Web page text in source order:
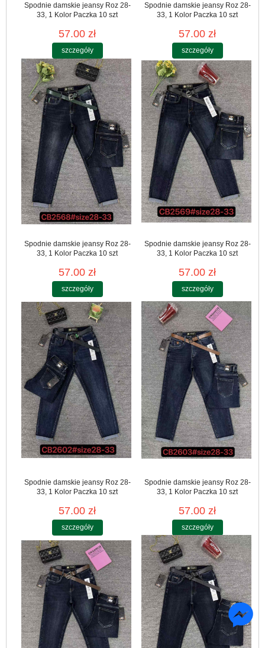
Spodnie damskie jeansy Roz 28-
33, 1 Kolor Paczka 10 szt
57.00 zł
szczegóły
Spodnie damskie jeansy Roz 28-
33, 1 Kolor Paczka 10 szt
57.00 zł
szczegóły
Spodnie damskie jeansy Roz 28-
33, 1 Kolor Paczka 10 szt
57.00 zł
szczegóły
Spodnie damskie jeansy Roz 28-
33, 1 Kolor Paczka 10 szt
57.00 zł
szczegóły
Spodnie damskie jeansy Roz 28-
33, 1 Kolor Paczka 10 szt
57.00 zł
szczegóły
Spodnie damskie jeansy Roz 28-
33, 1 Kolor Paczka 10 szt
57.00 zł
szczegóły